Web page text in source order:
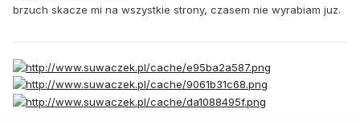
brzuch skacze mi na wszystkie strony, czasem nie wyrabiam juz.